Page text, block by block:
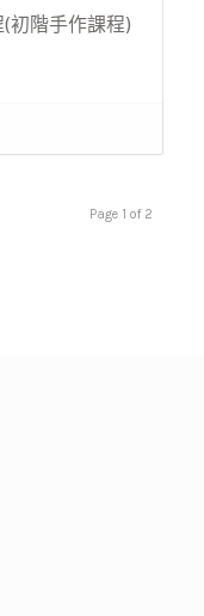
初階手作課程)
Page 1 of 2